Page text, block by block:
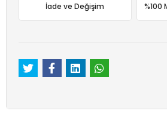
İade ve Değişim %100